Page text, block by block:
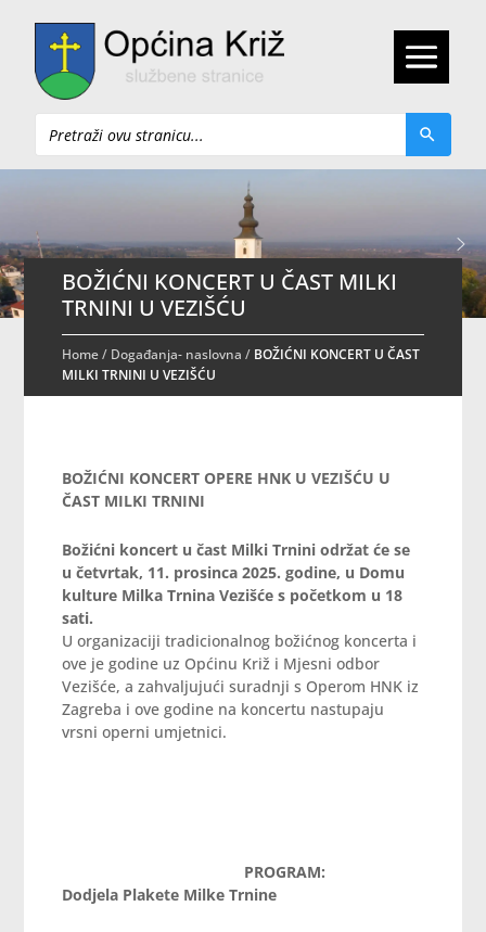
Pretraži
BOŽIĆNI KONCERT U ČAST MILKI
TRNINI U VEZIŠĆU
Home/ Događanja- naslovna / BOŽIĆNI KONCERT U ČAST
MILKI TRNINI U VEZIŠĆU
BOŽIĆNI KONCERT OPERE HNK U VEZIŠĆU U
ČAST MILKI TRNINI
Božićni koncert u čast Milki Trnini održat će se
u četvrtak, 11. prosinca 2025. godine, u Domu
kulture Milka Trnina Vezišće s početkom u 18
sati.
U organizaciji tradicionalnog božićnog koncerta i
ove je godine uz Općinu Križ i Mjesni odbor
Vezišće, a zahvaljujući suradnji s Operom HNK iz
Zagreba i ove godine na koncertu nastupaju
vrsni operni umjetnici.
PROGRAM:
Dodjela Plakete Milke Trnine